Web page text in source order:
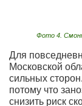
Фото 4.
Для
Московской
сильных
потому что
снизить риск